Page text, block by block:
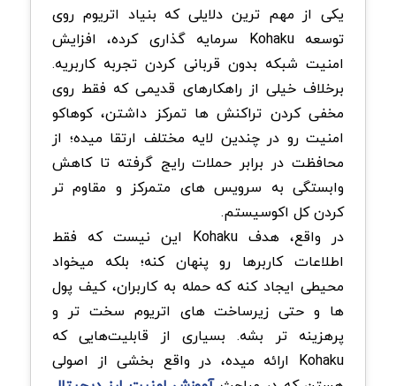
یکی از مهم ترین دلایلی که بنیاد اتریوم روی
توسعه Kohaku سرمایه گذاری کرده، افزایش
امنیت شبکه بدون قربانی کردن تجربه کاربریه.
برخلاف خیلی از راهکارهای قدیمی که فقط روی
مخفی کردن تراکنش ها تمرکز داشتن، کوهاکو
امنیت رو در چندین لایه مختلف ارتقا میده؛ از
محافظت در برابر حملات رایج گرفته تا کاهش
وابستگی به سرویس های متمرکز و مقاوم تر
کردن کل اکوسیستم.
در واقع، هدف Kohaku این نیست که فقط
اطلاعات کاربرها رو پنهان کنه؛ بلکه میخواد
محیطی ایجاد کنه که حمله به کاربران، کیف پول
ها و حتی زیرساخت های اتریوم سخت تر و
پرهزینه تر بشه. بسیاری از قابلیت‌هایی که
Kohaku ارائه میده، در واقع بخشی از اصولی